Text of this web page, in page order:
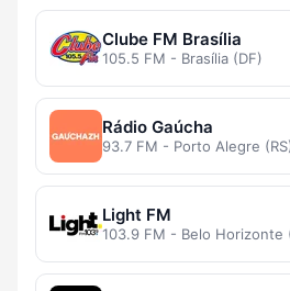
Clube FM Brasília
105.5 FM - Brasília (DF)
Rádio Gaúcha
93.7 FM - Porto Alegre
Light FM
103.9 FM - Belo Horizonte